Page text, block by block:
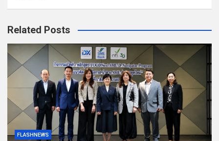
Related Posts
FLASHNEWS